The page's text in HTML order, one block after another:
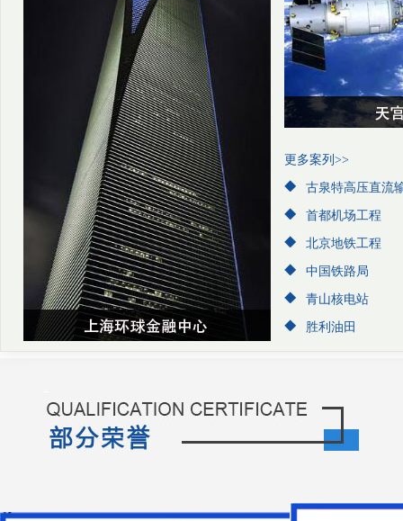
更多案列>>
古泉特高压直流
首都机场工程
北京地铁工程
中国铁路局
青山核电站
胜利油田